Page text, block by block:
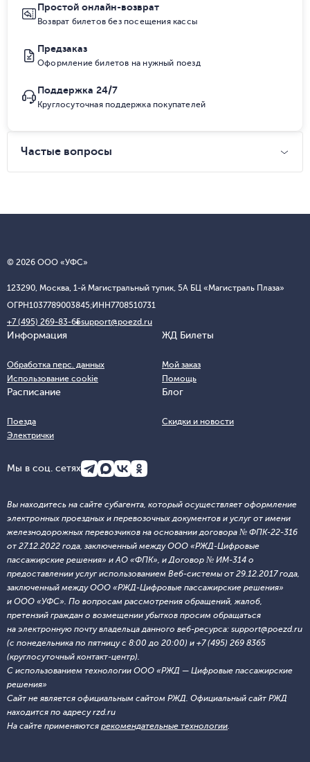
Простой онлайн-возврат
Возврат билетов без посещения кассы
Предзаказ
Оформление билетов на нужный поезд
Поддержка 24/7
Круглосуточная поддержка покупателей
Частые вопросы
© 2026 ООО «УФС»
123290, Москва, 1-й Магистральный тупик, 5А БЦ «Магистраль Плаза»
ОГРН1037789003845;ИНН7708510731
+7 (495) 269-83-65support@poezd.ru
Информация
Обработка перс. данных
Использование cookie
ЖД Билеты
Мой заказ
Помощь
Расписание
Поезда
Электрички
Блог
Скидки и новости
Мы в соц. сетях
Вы находитесь на сайте субагента, который осуществляет оформление
электронных проездных и перевозочных документов и услуг от имени
железнодорожных перевозчиков на основании договора № ФПК-22-316
от 27.12.2022 года, заключенный между ООО «РЖД-Цифровые
пассажирские решения» и АО «ФПК», и Договор № ИМ-314 о
предоставлении услуг использованием Веб-системы от 29.12.2017 года,
заключенный между ООО «РЖД-Цифровые пассажирские решения»
и ООО «УФС». По вопросам рассмотрения обращений, жалоб,
претензий граждан о возмещении убытков просим обращаться
на электронную почту владельца данного веб-ресурса: support@poezd.ru
(с понедельника по пятницу с 8:00 до 20:00) и +7 (495) 269 8365
(круглосуточный контакт-центр).
С использованием технологии ООО «РЖД — Цифровые пассажирские
решения»
Сайт не является официальным сайтом РЖД. Официальный сайт РЖД
находится по адресу rzd.ru
На сайте применяются рекомендательные технологии.